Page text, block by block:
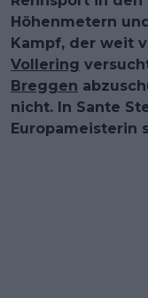
Höhenmetern
Kampf, der weit
Vollering
Breggen
nicht. In Sante
Europameisterin